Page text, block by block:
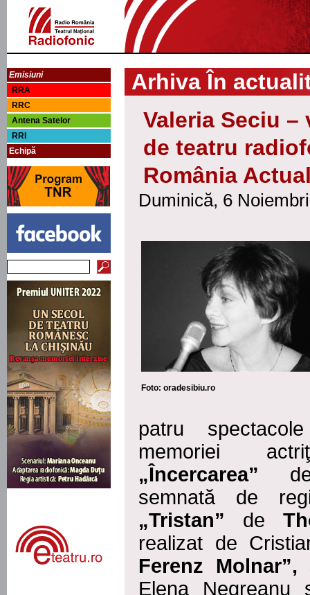
Emisiuni
RRA
RRC
Antena Satelor
RRI
Echipă
Arhiva În
Valeria Seciu
de teatru
România
Duminică, 6
Foto: oradesibiu.ro
patru
memoriei
„Încercarea”
semnată de
„Tristan” de
realizat de
Ferenz Molnar”,
Elena Negreanu